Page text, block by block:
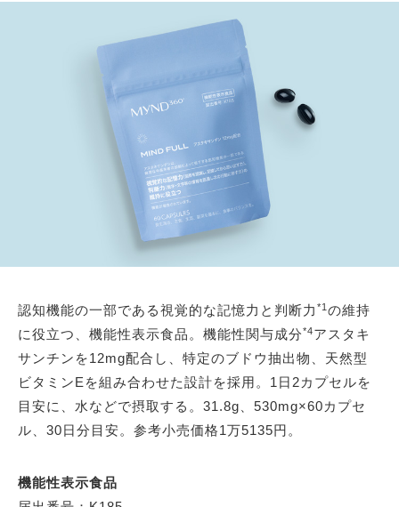
認知機能の一部である視覚的な記憶力と判断力 *1 の維持
に役立つ、機能性表示食品。機能性関与成分*4アスタキ
サンチンを12mg配合し、特定のブドウ抽出物、天然型
ビタミンEを組み合わせた設計を採用。1日2カプセルを
目安に、水などで摂取する。31.8g、530mg×60カプセ
ル、30日分目安。参考小売価格1万5135円。
機能性表示食品